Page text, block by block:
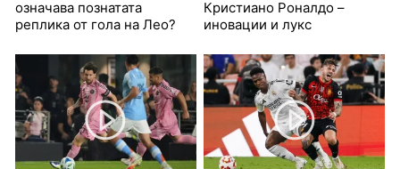
означава познатата
реплика от гола на Лео?
Кристиано Роналдо –
иновации и лукс